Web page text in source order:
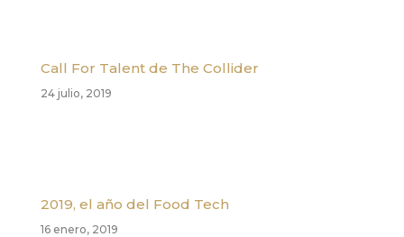
Call For Talent de The Collider
24 julio, 2019
2019, el año del Food Tech
16 enero, 2019